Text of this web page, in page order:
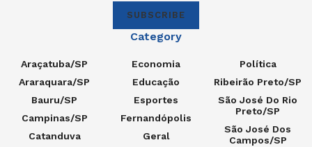
SUBSCRIBE
Category
Araçatuba/SP
Araraquara/SP
Bauru/SP
Campinas/SP
Catanduva
Economia
Educação
Esportes
Fernandópolis
Geral
Política
Ribeirão Preto/SP
São José Do Rio
Preto/SP
São José Dos
Campos/SP